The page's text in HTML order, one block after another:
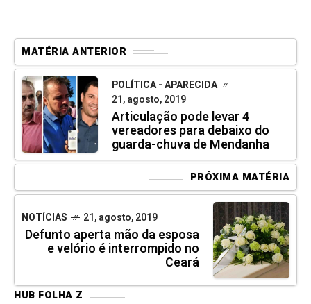
MATÉRIA ANTERIOR
POLÍTICA - APARECIDA
21, agosto, 2019
Articulação pode levar 4
vereadores para debaixo do
guarda-chuva de Mendanha
PRÓXIMA MATÉRIA
NOTÍCIAS 21, agosto, 2019
Defunto aperta mão da esposa
e velório é interrompido no
Ceará
HUB FOLHA Z